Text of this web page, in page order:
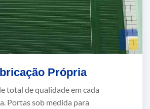
Própria
total de qualidade em cada
Portas sob medida para